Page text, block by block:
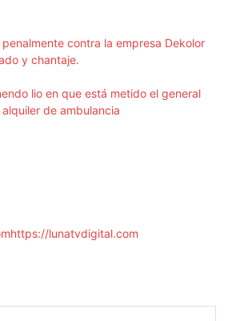
contra la empresa Dekolor
y chantaje.
lio en que está metido el general
de ambulancia
https://lunatvdigital.com